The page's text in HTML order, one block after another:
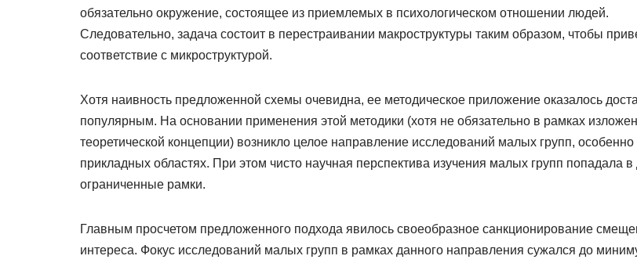
обязательно окружение, состоящее из приемлемых в психологическом отношении людей.
Следовательно, задача состоит в перестраивании макроструктуры таким образом, чтобы
соответствие с микроструктурой.
Хотя наивность предложенной схемы очевидна, ее методическое приложение оказалось
популярным. На основании применения этой методики (хотя не обязательно в рамках
теоретической концепции) возникло целое направление исследований малых групп, особенно
прикладных областях. При этом чисто научная перспектива изучения малых групп попадала
ограниченные рамки.
Главным просчетом предложенного подхода явилось своеобразное санкционирование
интереса. Фокус исследований малых групп в рамках данного направления сужался до